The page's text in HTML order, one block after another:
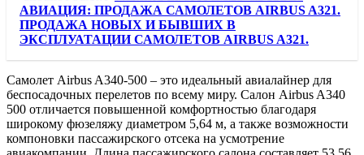
АВИАЦИЯ: ПРОДАЖА САМОЛЕТОВ AIRBUS A321.
ПРОДАЖА НОВЫХ И БЫВШИХ В
ЭКСПЛУАТАЦИИ САМОЛЕТОВ AIRBUS A321.
Самолет Airbus A340-500 – это идеальный авиалайнер для
беспосадочных перелетов по всему миру. Салон Airbus A340
500 отличается повышенной комфортностью благодаря
широкому фюзеляжу диаметром 5,64 м, а также возможности
компоновки пассажирского отсека на усмотрение